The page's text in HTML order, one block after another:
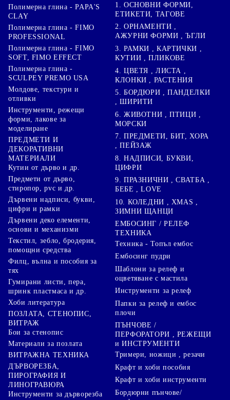
Полимерна глина - PAPA'S
CLAY
Полимерна глина - FIMO
PROFESSIONAL
Полимерна глина - FIMO
SOFT, FIMO EFFECT
Полимерна глина -
SCULPEY PREMO USA
Молдове, текстури и
отливки
Инструменти, режещи
форми, лакове за
моделиране
ПРЕДМЕТИ И
ДЕКОРАТИВНИ
МАТЕРИАЛИ
Кутии от дърво и др.
Предмети от дърво,
стиропор, pvc и др.
Дървени надписи, букви,
цифри и рамки
Дървени деко елементи,
основи и механизми
Текстил, зебло, бродерия,
помощни средства
Филц, вълна и пособия за
тях
Гумирани листи, пера,
шринк пластмаса и др.
Хоби литература
ПОЗЛАТА, СТЕНОПИС,
ВИТРАЖ
Бои за стенопис
Материали за позлата
ВИТРАЖНА ТЕХНИКА
ДЪРВОРЕЗБА,
ПИРОГРАФИЯ И
ЛИНОГРАВЮРА
Инструменти за дърворезба
1. ОСНОВНИ ФОРМИ,
ЕТИКЕТИ, ТАГОВЕ
2. ОРНАМЕНТИ ,
АЖУРНИ ФОРМИ , ЪГЛИ
3. РАМКИ , КАРТИЧКИ ,
КУТИИ , ПЛИКОВЕ
4. ЦВЕТЯ , ЛИСТА ,
КЛОНКИ , РАСТЕНИЯ
5. БОРДЮРИ , ПАНДЕЛКИ
, ШИРИТИ
6. ЖИВОТНИ , ПТИЦИ ,
МОРСКИ
7. ПРЕДМЕТИ, БИТ, ХОРА
, ПЕЙЗАЖ
8. НАДПИСИ, БУКВИ,
ЦИФРИ
9. ПРАЗНИЧНИ , СВАТБА ,
БЕБЕ , LOVE
10. КОЛЕДНИ , XMAS ,
ЗИМНИ ЩАНЦИ
ЕМБОСИНГ / РЕЛЕФ
ТЕХНИКА
Техника - Топъл ембос
Ембосинг пудри
Шаблони за релеф и
оцветяване с мастила
Инструменти за релеф
Папки за релеф и ембос
плочи
ПЪНЧОВЕ /
ПЕРФОРАТОРИ , РЕЖЕЩИ
и ИНСТРУМЕНТИ
Тримери, ножици , резачи
Крафт и хоби пособия
Крафт и хоби инструменти
Бордюрни пънчове/